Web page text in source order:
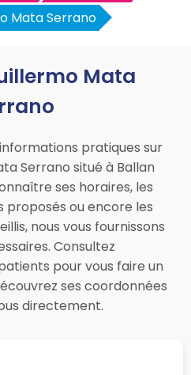
Mata Serrano
Mata
pratiques sur
Serrano situé à Ballan
ses horaires, les
proposés ou encore les
nous vous fournissons
Consultez
pour vous faire un
ses coordonnées
directement.